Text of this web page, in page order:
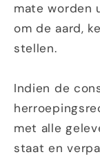
mate worden
om de aard,
stellen.
Indien de
met alle
staat en